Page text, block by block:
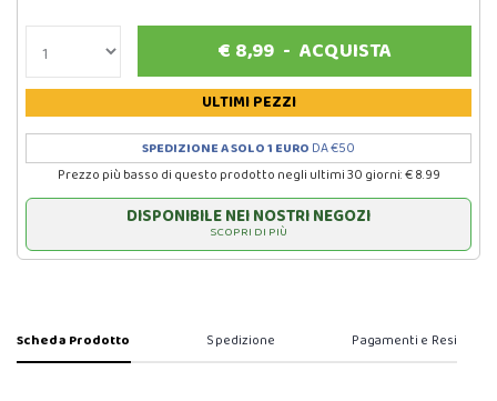
€ 8,99- ACQUISTA
ULTIMI PEZZI
SPEDIZIONE A SOLO 1 EURO DA €50
Prezzo più basso di questo prodotto negli ultimi 30 giorni: € 8.99
DISPONIBILE NEI NOSTRI NEGOZI
SCOPRI DI PIÙ
Scheda Prodotto Spedizione Pagamenti e Resi